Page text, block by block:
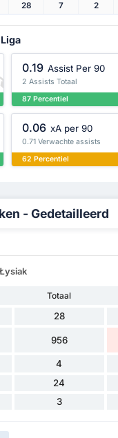
28 7 2
0.19 Assist Per 90
2 Assists Totaal
87 Percentiel
0.06 xA per 90
0.71 Verwachte assists
62 Percentiel
- Gedetailleerd
Totaal
28
956
4
24
3